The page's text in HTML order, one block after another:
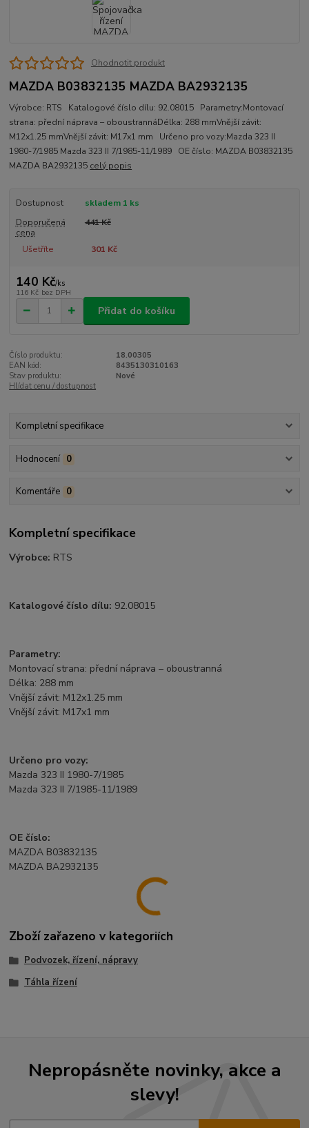
Ohodnotit produkt
MAZDA B03832135 MAZDA BA2932135
Výrobce: RTS Katalogové číslo dílu: 92.08015 Parametry:Montovací
strana: přední náprava – oboustrannáDélka: 288 mmVnější závit:
M12x1.25 mmVnější závit: M17x1 mm Určeno pro vozy:Mazda 323 II
1980-7/1985 Mazda 323 II 7/1985-11/1989 OE číslo: MAZDA B03832135
MAZDA BA2932135 celý popis
Dostupnost
skladem 1 ks
Doporučená
cena
441 Kč
Ušetříte 301 Kč
140 Kč/ks
116 Kč bez DPH
Přidat do košíku
Číslo produktu:
18.00305
EAN kód:
8435130310163
Stav produktu:
Nové
Hlídat cenu / dostupnost
Kompletní specifikace
Hodnocení 0
Komentáře 0
Kompletní specifikace
Výrobce: RTS
Katalogové číslo dílu: 92.08015
Parametry:
Montovací strana: přední náprava – oboustranná
Délka: 288 mm
Vnější závit: M12x1.25 mm
Vnější závit: M17x1 mm
Určeno pro vozy:
Mazda 323 II 1980-7/1985
Mazda 323 II 7/1985-11/1989
OE číslo:
MAZDA B03832135
MAZDA BA2932135
Zboží zařazeno v kategoriích
Podvozek, řízení, nápravy
Táhla řízení
Nepropásněte novinky, akce a
slevy!